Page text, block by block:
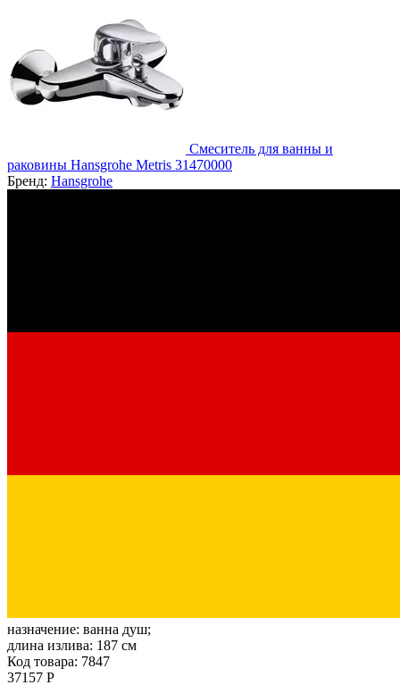
Смеситель для ванны и
раковины Hansgrohe Metris 31470000
Бренд: Hansgrohe
назначение: ванна душ;
длина излива: 187 см
Код товара: 7847
37157 Р